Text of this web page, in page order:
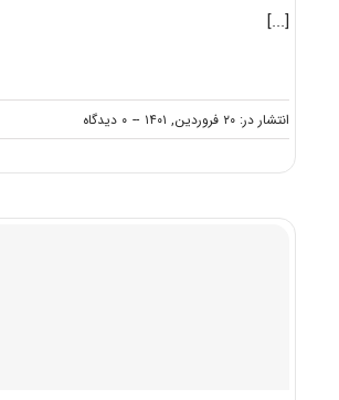
[...]
انتشار در: ۲۰ فروردین, ۱۴۰۱ -- ۰ دیدگاه
on
گرایش
ﻣﻌﺎرف